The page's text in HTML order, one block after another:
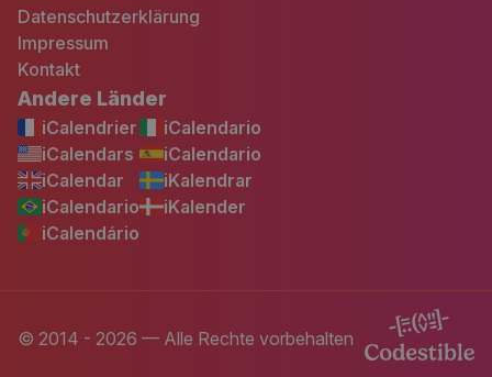
Datenschutzerklärung
Impressum
Kontakt
Andere Länder
iCalendrier
iCalendars
iCalendar
iCalendario
iCalendário
iCalendario
iCalendario
iKalendrar
iKalender
© 2014 - 2026 — Alle Rechte vorbehalten